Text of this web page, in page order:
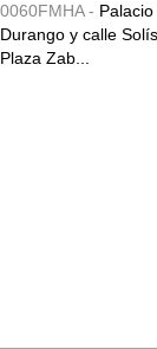
0060FMHA -
Durango y calle
Plaza Zab...